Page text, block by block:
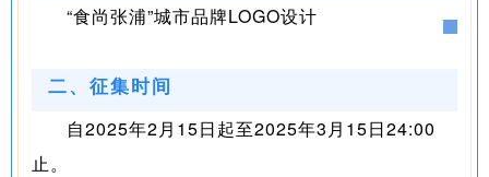
“食尚张浦”城市品牌LOGO设计
二、征集时间
自2025年2月15日起至2025年3月15日24:00
止。